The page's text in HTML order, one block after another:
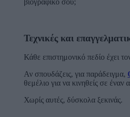
βιογραφικό σου;
Τεχνικές και
Κάθε επιστημονικό πεδίο έχει
Αν σπουδάζεις, για παράδειγμα,
θεμέλιο για να κινηθείς σε έναν
Χωρίς αυτές, δύσκολα ξεκινάς.